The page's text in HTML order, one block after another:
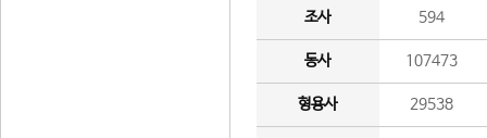
조사 594
동사 107473
형용사 29538